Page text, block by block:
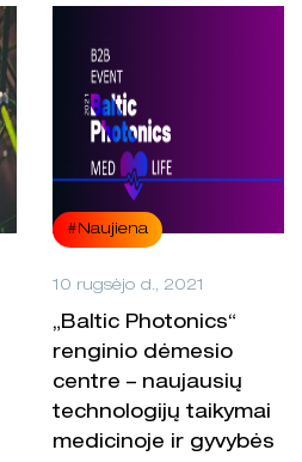
#Naujiena
10 rugsėjo d., 2021
„Baltic Photonics“
renginio dėmesio
centre – naujausių
technologijų taikymai
medicinoje ir gyvybės